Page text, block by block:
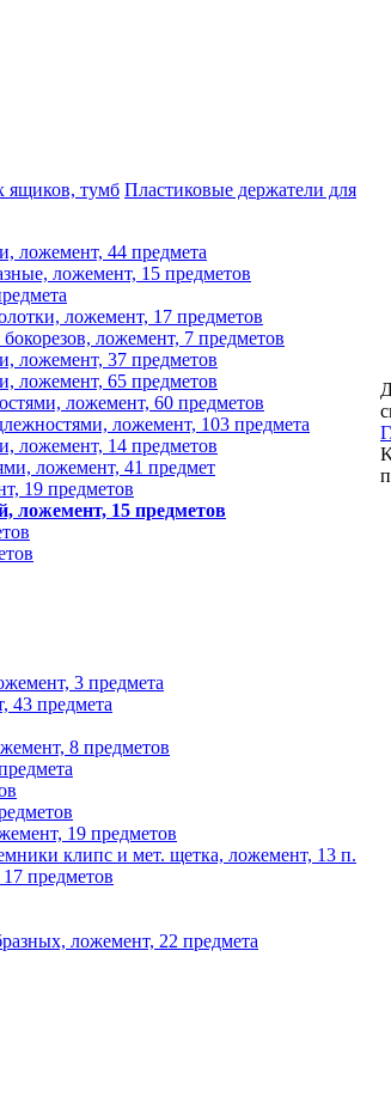
ящиков, тумб Пластиковые держатели для
ложемент, 44 предмета
ложемент, 15 предметов
ложемент, 17 предметов
ложемент, 7 предметов
ложемент, 37 предметов
ложемент, 65 предметов
ложемент, 60 предметов
ложемент, 103 предмета
ложемент, 14 предметов
ложемент, 41 предмет
19 предметов
15 предметов
3 предмета
43 предмета
8 предметов
19 предметов
клипс и мет. щетка, ложемент, 13 п.
предметов
ложемент, 22 предмета